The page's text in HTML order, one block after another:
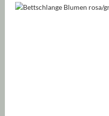
Bildergalerie überspringen